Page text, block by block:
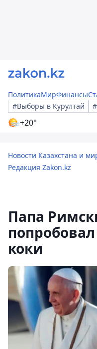
ПолитикаМирФинансы
#Выборы в Курултай
+20°
Новости Казахстана и
Редакция Zakon.kz
Папа
коки